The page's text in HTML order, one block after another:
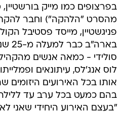
בפרצופים כמו מייק
מהסרט "הלהקה") וחבר
פניגשטיין, מייסד פסטיבל
סולידי - כמאה אנשים
לוס אנג'לס, עיתונאים
אותו בכל האירועים היזומים
בהם כמעט בכל ערב עד
"בעצם האירוע היחידי שאני